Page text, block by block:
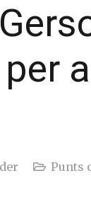
Punts